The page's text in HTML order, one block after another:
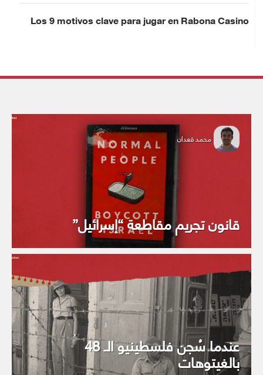
Los 9 motivos clave para jugar en Rabona Casino
محمد قعدان
قانون تجريم مقاطعة “إسرائيل”
عندما سُجن فلسطينيو الـ 48
بالغيتوهات